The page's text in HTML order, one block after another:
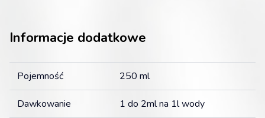
Informacje dodatkowe
Pojemność 250 ml
Dawkowanie 1 do 2ml na 1l wody